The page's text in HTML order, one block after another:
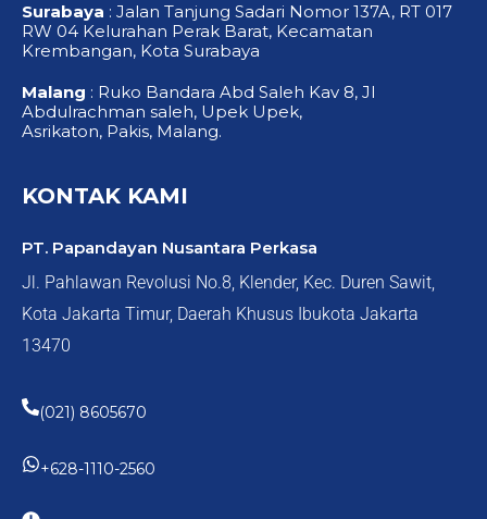
Surabaya : Jalan Tanjung Sadari Nomor 137A, RT 017
RW 04 Kelurahan Perak Barat, Kecamatan
Krembangan, Kota Surabaya
Malang : Ruko Bandara Abd Saleh Kav 8, Jl
Abdulrachman saleh, Upek Upek,
Asrikaton, Pakis, Malang.
KONTAK KAMI
PT. Papandayan Nusantara Perkasa
Jl. Pahlawan Revolusi No.8, Klender, Kec. Duren Sawit,
Kota Jakarta Timur, Daerah Khusus Ibukota Jakarta
13470
(021) 8605670
+628-1110-2560